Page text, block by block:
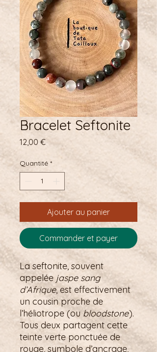
Bracelet Seftonite
12,00 €Prix
Quantité *
Ajouter au panier
Commander et payer
La seftonite, souvent
appelée jaspe sang
d’Afrique, est effectivement
un cousin proche de
l’héliotrope (ou bloodstone).
Tous deux partagent cette
teinte verte ponctuée de
rouge, symbole d’ancrage,